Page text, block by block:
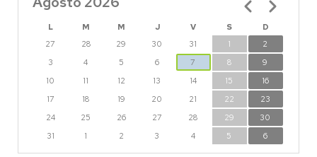
L M M J V S
D
27
28 29 30 31 1
2
3
4 5 6 7 8
9
10
11 12 13 14 15
16
17
18 19 20 21 22
23
24
25 26 27 28 29
30
31
1 2 3 4 5 6